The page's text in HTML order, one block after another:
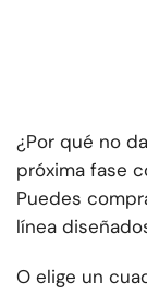
¿Por qué no
próxima fase
Puedes
línea
O elige un